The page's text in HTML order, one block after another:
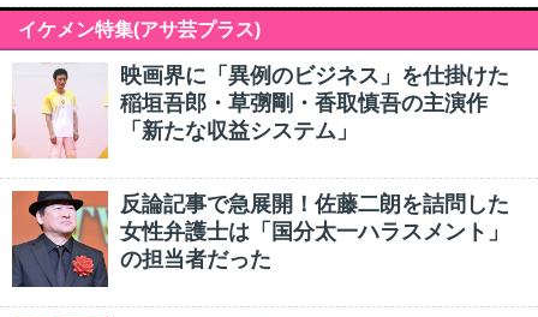
イケメン特集(アサ芸プラス)
映画界に「異例のビジネス」を仕掛けた
稲垣吾郎・草彅剛・香取慎吾の主演作
「新たな収益システム」
反論記事で急展開！佐藤二朗を詰問した
女性弁護士は「国分太一ハラスメント」
の担当者だった